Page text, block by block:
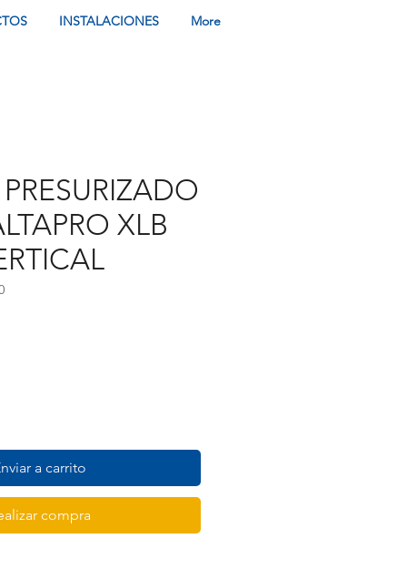
INSTALACIONES More
XLB
a carrito
compra